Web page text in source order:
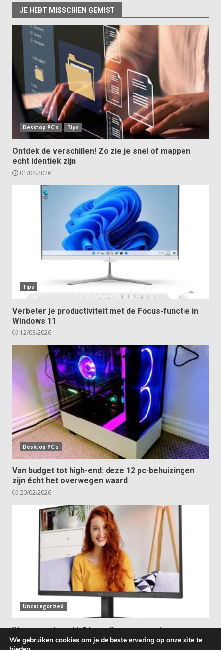
JE HEBT MISSCHIEN GEMIST
Desktop PC's Tips
Ontdek de verschillen! Zo zie je snel of mappen
echt identiek zijn
01/04/2026
Tips
Verbeter je productiviteit met de Focus-functie in
Windows 11
12/03/2026
Desktop PC's
Van budget tot high-end: deze 12 pc-behuizingen
zijn écht het overwegen waard
20/02/2026
Uncategorized
Waar voor je geld: 5 betaalbare pc-monitoren met
ingebouwde luidsprekers
We gebruiken cookies om je de beste ervaring op onze site te